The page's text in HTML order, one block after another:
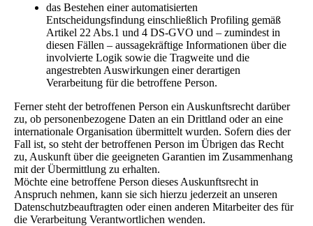
das Bestehen einer automatisierten
Entscheidungsfindung einschließlich Profiling gemäß
Artikel 22 Abs.1 und 4 DS-GVO und – zumindest in
diesen Fällen – aussagekräftige Informationen über die
involvierte Logik sowie die Tragweite und die
angestrebten Auswirkungen einer derartigen
Verarbeitung für die betroffene Person.
Ferner steht der betroffenen Person ein Auskunftsrecht darüber
zu, ob personenbezogene Daten an ein Drittland oder an eine
internationale Organisation übermittelt wurden. Sofern dies der
Fall ist, so steht der betroffenen Person im Übrigen das Recht
zu, Auskunft über die geeigneten Garantien im Zusammenhang
mit der Übermittlung zu erhalten.
Möchte eine betroffene Person dieses Auskunftsrecht in
Anspruch nehmen, kann sie sich hierzu jederzeit an unseren
Datenschutzbeauftragten oder einen anderen Mitarbeiter des für
die Verarbeitung Verantwortlichen wenden.